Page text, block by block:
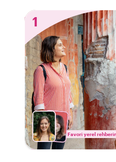
1
Favori yerel